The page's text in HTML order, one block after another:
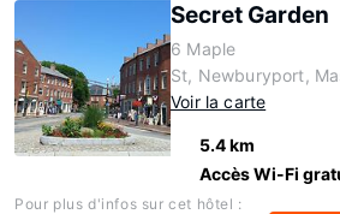
Secret Garden
6 Maple
St, Newburyport,
Voir la carte
5.4 km
Accès Wi-Fi
Pour plus d'infos sur cet hôtel :